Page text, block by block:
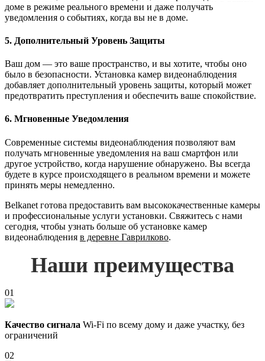
доме в режиме реального времени и даже получать
уведомления о событиях, когда вы не в доме.
5. Дополнительный Уровень Защиты
Ваш дом — это ваше пространство, и вы хотите, чтобы оно
было в безопасности. Установка камер видеонаблюдения
добавляет дополнительный уровень защиты, который может
предотвратить преступления и обеспечить ваше спокойствие.
6. Мгновенные Уведомления
Современные системы видеонаблюдения позволяют вам
получать мгновенные уведомления на ваш смартфон или
другое устройство, когда нарушение обнаружено. Вы всегда
будете в курсе происходящего в реальном времени и можете
принять меры немедленно.
Belkanet готова предоставить вам высококачественные камеры
и профессиональные услуги установки. Свяжитесь с нами
сегодня, чтобы узнать больше об установке камер
видеонаблюдения в деревне Гаврилково.
Наши преимущества
01
Качество сигнала Wi-Fi по всему дому и даже участку, без
ограничений
02